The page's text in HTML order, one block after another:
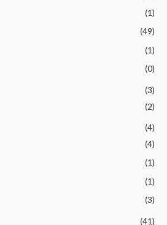
(1)
(49)
(1)
(0)
(3)
(2)
(4)
(4)
(1)
(1)
(3)
(41)